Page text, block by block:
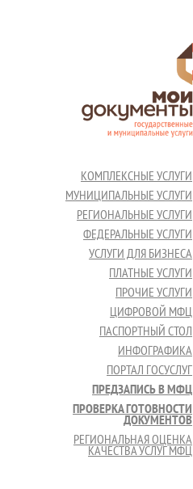
КОМПЛЕКСНЫЕ УСЛУГИ
МУНИЦИПАЛЬНЫЕ УСЛУГИ
РЕГИОНАЛЬНЫЕ УСЛУГИ
ФЕДЕРАЛЬНЫЕ УСЛУГИ
УСЛУГИ ДЛЯ БИЗНЕСА
ПЛАТНЫЕ УСЛУГИ
ПРОЧИЕ УСЛУГИ
ЦИФРОВОЙ МФЦ
ПАСПОРТНЫЙ СТОЛ
ИНФОГРАФИКА
ПОРТАЛ ГОСУСЛУГ
ПРЕДЗАПИСЬ В МФЦ
ПРОВЕРКА ГОТОВНОСТИ
ДОКУМЕНТОВ
РЕГИОНАЛЬНАЯ ОЦЕНКА
КАЧЕСТВА УСЛУГ МФЦ